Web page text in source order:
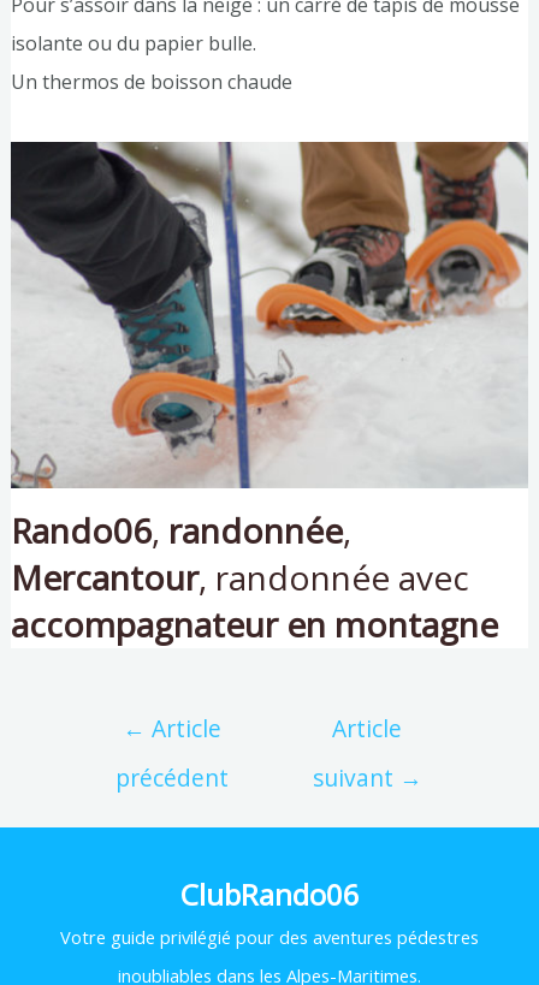
isolante ou du papier bulle.
Un thermos de boisson chaude
Rando06, randonnée,
Mercantour, randonnée avec
accompagnateur en montagne
← Article
précédent
Article
suivant →
ClubRando06
Votre guide privilégié pour des aventures pédestres
inoubliables dans les Alpes-Maritimes.